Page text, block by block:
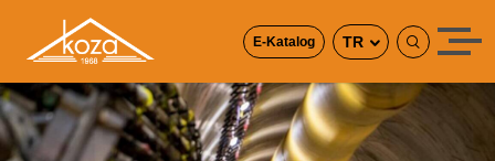
E-Katalog TR